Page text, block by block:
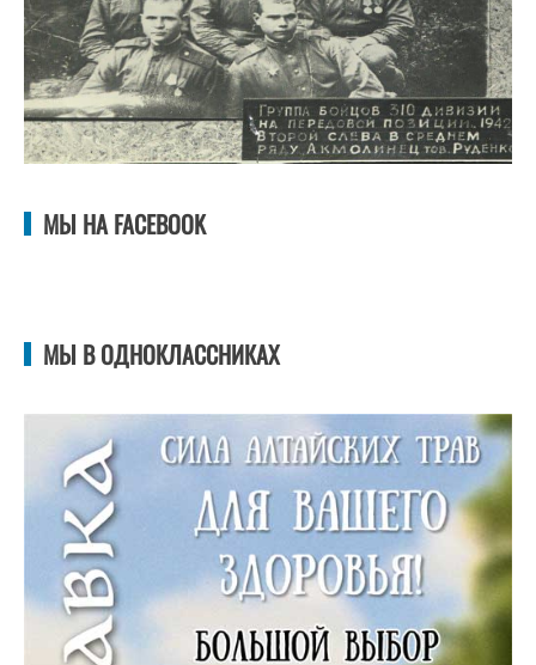
МЫ НА FACEBOOK
МЫ В ОДНОКЛАССНИКАХ